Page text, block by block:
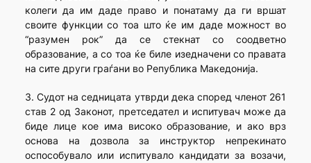
колеги да им даде право и понатаму да ги вршат
своите функции со тоа што ќе им даде можност во
“разумен рок” да се стекнат со соодветно
образование, а со тоа ќе биле изедначени со правата
на сите други граѓани во Република Македонија.
3. Судот на седницата утврди дека според членот 261
став 2 од Законот, претседател и испитувач може да
биде лице кое има високо образование, и ако врз
основа на дозвола за инструктор непрекинато
оспособувало или испитувало кандидати за возачи,